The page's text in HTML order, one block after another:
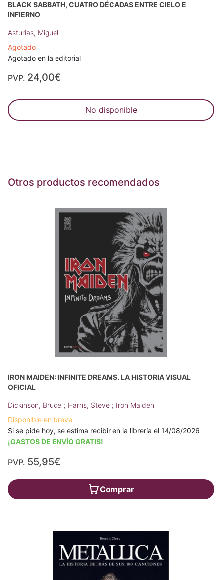
BLACK SABBATH, CUATRO DÉCADAS ENTRE CIELO E
INFIERNO
Asturias, Miguel
Agotado
Agotado en la editorial
PVP. 24,00€
No disponible
Otros productos recomendados
IRON MAIDEN: INFINITE DREAMS. LA HISTORIA VISUAL
OFICIAL
Dickinson, Bruce ; Harris, Steve ; Iron Maiden
Disponible en breve
Si se pide hoy, se estima recibir en la librería el 14/08/2026
¡GASTOS DE ENVÍO GRATIS!
PVP. 55,95€
Comprar